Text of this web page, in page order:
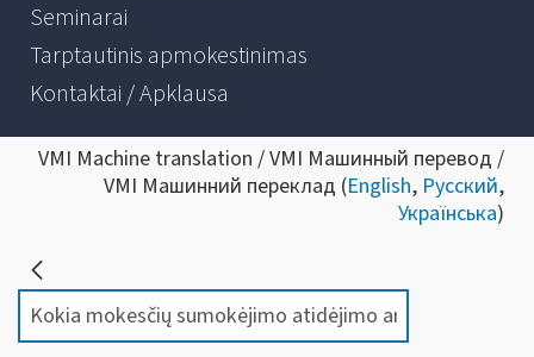
Seminarai
Tarptautinis apmokestinimas
Kontaktai / Apklausa
VMI Machine translation / VMI Машинный перевод /
VMI Машинний переклад (English, Русский,
Українська)